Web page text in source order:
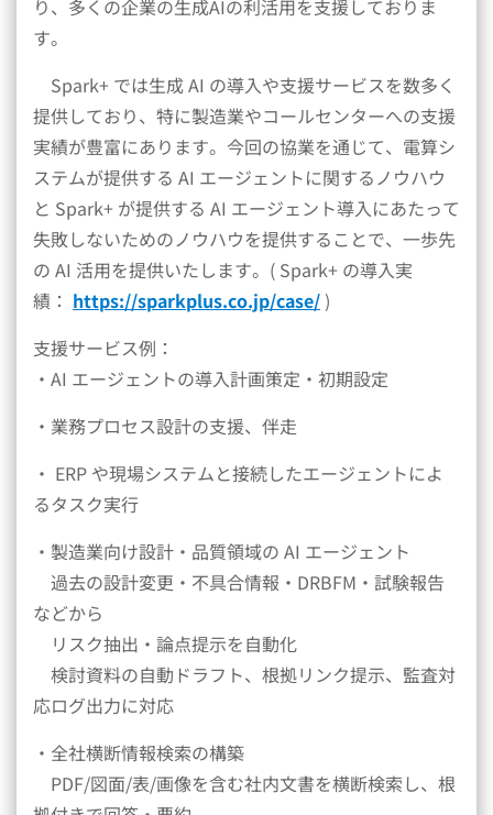
り、多くの企業の生成AIの利活用を支援しておりま
す。
Spark+ では生成 AI の導入や支援サービスを数多く
提供しており、特に製造業やコールセンターへの支援
実績が豊富にあります。今回の協業を通じて、電算シ
ステムが提供する AI エージェントに関するノウハウ
と Spark+ が提供する AI エージェント導入にあたって
失敗しないためのノウハウを提供することで、一歩先
の AI 活用を提供いたします。( Spark+ の導入実
績： https://sparkplus.co.jp/case/ )
支援サービス例：
・AI エージェントの導入計画策定・初期設定
・業務プロセス設計の支援、伴走
・ ERP や現場システムと接続したエージェントによ
るタスク実行
・製造業向け設計・品質領域の AI エージェント
過去の設計変更・不具合情報・DRBFM・試験報告
などから
リスク抽出・論点提示を自動化
検討資料の自動ドラフト、根拠リンク提示、監査対
応ログ出力に対応
・全社横断情報検索の構築
PDF/図面/表/画像を含む社内文書を横断検索し、根